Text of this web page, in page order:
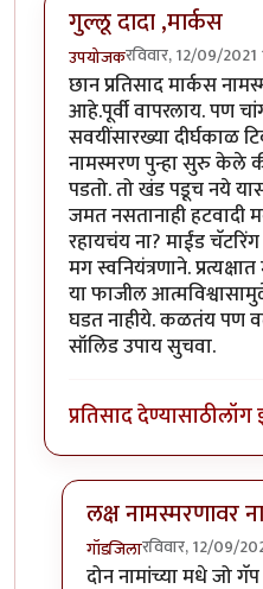
गुल्लू दादा ,मार्कस
उपयोजकरविवार, 12/09/2021
छान प्रतिसाद मार्कस
आहे.पूर्वी वापरलाय. पण
सवयींसारख्या दीर्घकाळ
नामस्मरण पुन्हा सुरु केले
पडतो. तो खंड पडूच नये
जमत नसतानाही
रहायचंय ना? माईंड
मग स्वनियंत्रणाने.
या फाजील
घडत नाहीये. कळतंय पण
सॉलिड उपाय सुचवा.
प्रतिसाद देण्यासाठीलॉग
लक्ष नामस्मरणावर
गॉडजिलारविवार, 12/09/
In reply toगुल्लू दादा
दोन नामांच्या मधे जो